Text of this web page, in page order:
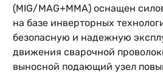
(MIG/MAG+MMA) оснащен
на базе инверторных
безопасную и надежную
движения сварочной
выносной подающий узел